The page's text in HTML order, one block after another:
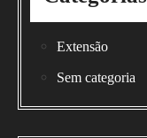
Extensão
Sem categoria